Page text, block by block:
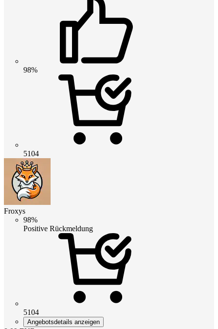
98%
5104
Froxys
98%
Positive Rückmeldung
5104
Angebotsdetails anzeigen